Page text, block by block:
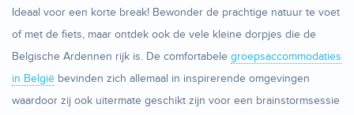
Ideaal voor een korte break! Bewonder de prachtige natuur te voet
of met de fiets, maar ontdek ook de vele kleine dorpjes die de
Belgische Ardennen rijk is. De comfortabele groepsaccommodaties
in België bevinden zich allemaal in inspirerende omgevingen
waardoor zij ook uitermate geschikt zijn voor een brainstormsessie